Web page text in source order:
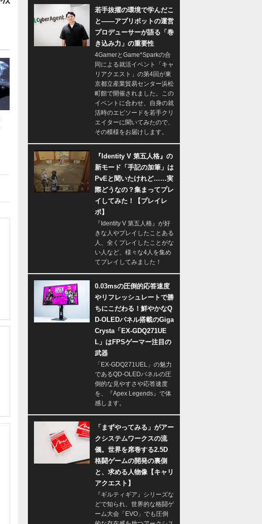
若手抜擢の環境で学んだこ
と――アプリボットの運営
プロデューサーが語る「巻
き込み力」の重要性
4GamerとGame*Sparkの合
同による就活イベント「キャ
リアクエスト」の第4回が東
京都立産業貿易センター浜松
町館で開催されました。この
イベントに合わせ、自身の就
活時のエピソードを若手クリ
エイターに聞いてみたので、
その模様をお届けします。
『Identity V 第五人格』の
新モード「手記の加筆」は
PvEと聞いたけれど……実
際どうなの？集まってプレ
イしてみた！【プレイレ
ポ】
『Identity V 第五人格』が好
きな人やプレイしたことある
人、全くプレイしたことがな
い人など、様々な4人を集め
てプレイしてみました！
0.03msの圧倒的応答速度
やリフレッシュレートで勝
ちにこだわる！鮮やかなQ
D-OLEDパネル搭載のGiga
Crysta「EX-GDQ271UE
L」はFPSゲーマー注目の
武器
「EX-GDQ271UEL」の魅力
であるQD-OLEDパネルの圧
倒的な見やすさや応答速度
を、『Apex Legends』で体
感します。
「まずやってみる」がアー
クシステムワークスの流
儀。世界を席巻する2.5D
格闘ゲームの開発の裏側
と、求める人物像【キャリ
アクエスト】
『ギルティギア』シリーズな
どで知られ、世界的な格闘ゲ
ーム大会「EVO」でも圧倒